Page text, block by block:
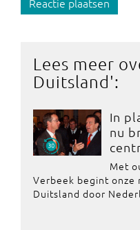
Lees meer
Duitsland':
In
nu
Met
Verbeek begint onze
Duitsland door